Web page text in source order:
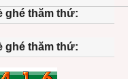
ghé thăm thứ:
ghé thăm thứ: